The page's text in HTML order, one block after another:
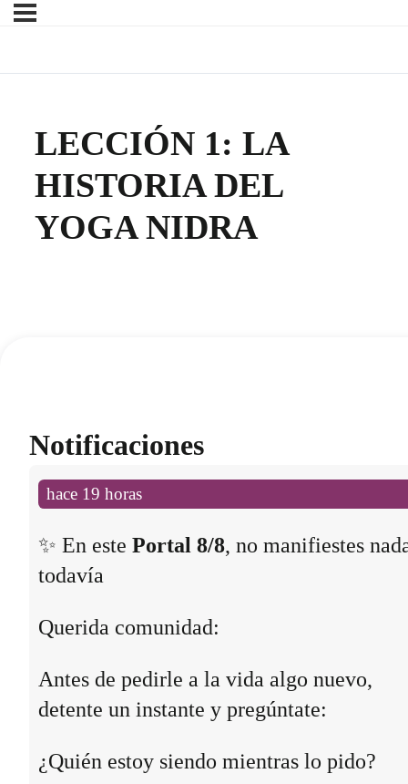
LECCIÓN 1: LA
HISTORIA DEL
YOGA NIDRA
Notificaciones
hace 19 horas
✨ En este Portal 8/8, no manifiestes
todavía
Querida comunidad:
Antes de pedirle a la vida algo nuevo,
detente un instante y pregúntate:
¿Quién estoy siendo mientras lo pido?